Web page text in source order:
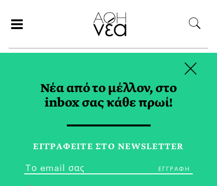
ΙΔΡΥΜΑ Β. & Μ.
ΘΕΟΧΑΡΑΚΗ TAG
Νέα από το μέλλον, στο
inbox σας κάθε πρωί!
ΕΓΓPΑΦΕΙΤΕ ΣΤΟ NEWSLETTER
×